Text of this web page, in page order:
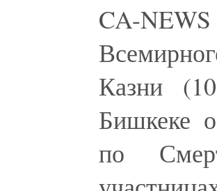
CA-
Казни
Бишкеке
по